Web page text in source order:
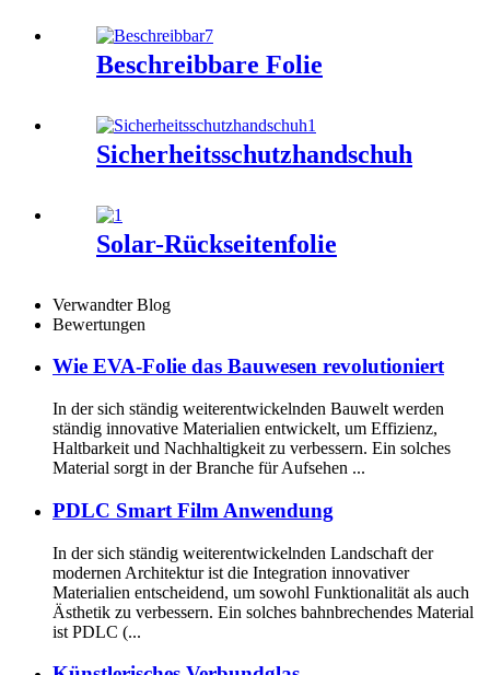
Beschreibbare Folie
Sicherheitsschutzhandschuh
Solar-Rückseitenfolie
Verwandter Blog
Bewertungen
Wie EVA-Folie das Bauwesen revolutioniert
In der sich ständig weiterentwickelnden Bauwelt werden
ständig innovative Materialien entwickelt, um Effizienz,
Haltbarkeit und Nachhaltigkeit zu verbessern. Ein solches
Material sorgt in der Branche für Aufsehen ...
PDLC Smart Film Anwendung
In der sich ständig weiterentwickelnden Landschaft der
modernen Architektur ist die Integration innovativer
Materialien entscheidend, um sowohl Funktionalität als auch
Ästhetik zu verbessern. Ein solches bahnbrechendes Material
ist PDLC (...